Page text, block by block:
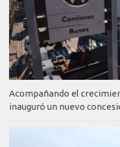
Acompañando el
inauguró un nuevo